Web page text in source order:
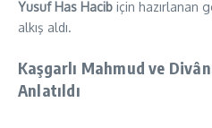
Yusuf Has Hacib için hazırlanan
alkış aldı.
Kaşgarlı Mahmud ve
Anlatıldı